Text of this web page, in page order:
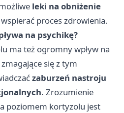
leki na obniżenie
proces zdrowienia.
na psychikę?
ma też ogromny wpływ na
się z tym
zaburzeń nastroju
. Zrozumienie
poziomem kortyzolu jest